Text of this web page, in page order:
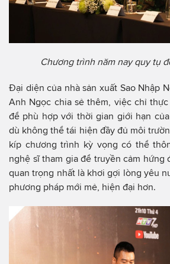
Chương trình năm nay quy tụ
Đại diện của nhà sản xuất Sao Nhập
Anh Ngọc chia sẻ thêm, việc chỉ
để phù hợp với thời gian giới hạn
dù không thể tái hiện đầy đủ môi
kíp chương trình kỳ vọng có thể
nghệ sĩ tham gia để truyền cảm hứng
quan trọng nhất là khơi gợi lòng yêu
phương pháp mới mẻ, hiện đại hơn.